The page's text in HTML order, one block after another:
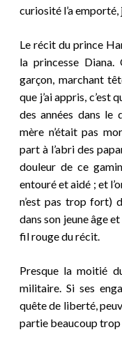
curiosité l’a emporté,
Le récit du prince
la princesse
garçon, marchant
que j’ai appris, c’est
des années dans le
mère n’était pas
part à l’abri des
douleur de ce
entouré et aidé ; et
n’est pas trop fort)
dans son jeune âge et
fil rouge du récit.
Presque la moitié
militaire. Si ses
quête de liberté,
partie beaucoup trop